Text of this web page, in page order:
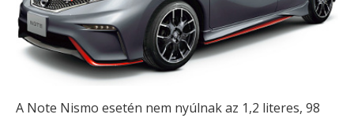
A Note Nismo esetén nem nyúlnak az 1,2 literes, 98